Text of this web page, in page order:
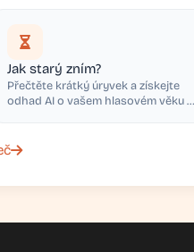
Jak starý zním?
Přečtěte krátký úryvek a získejte
odhad AI o vašem hlasovém věku s